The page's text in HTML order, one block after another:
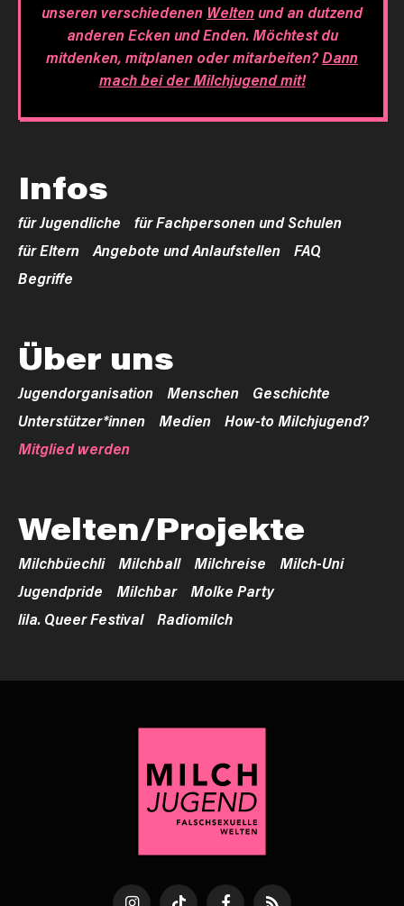
unseren verschiedenen Weltenund an dutzend
anderen Ecken und Enden. Möchtest du
mitdenken, mitplanen oder mitarbeiten?Dann
mach bei der Milchjugend mit!
Infos
für Jugendliche
für Fachpersonen und Schulen
für Eltern
Angebote und Anlaufstellen
FAQ
Begriffe
Über uns
Jugendorganisation Menschen
Geschichte
Unterstützer*innen
Medien
How-to Milchjugend?
Mitglied werden
Welten/Projekte
Milchbüechli Milchball Milchreise
Milch-Uni
Jugendpride
Milchbar
Molke Party
lila. Queer Festival
Radiomilch